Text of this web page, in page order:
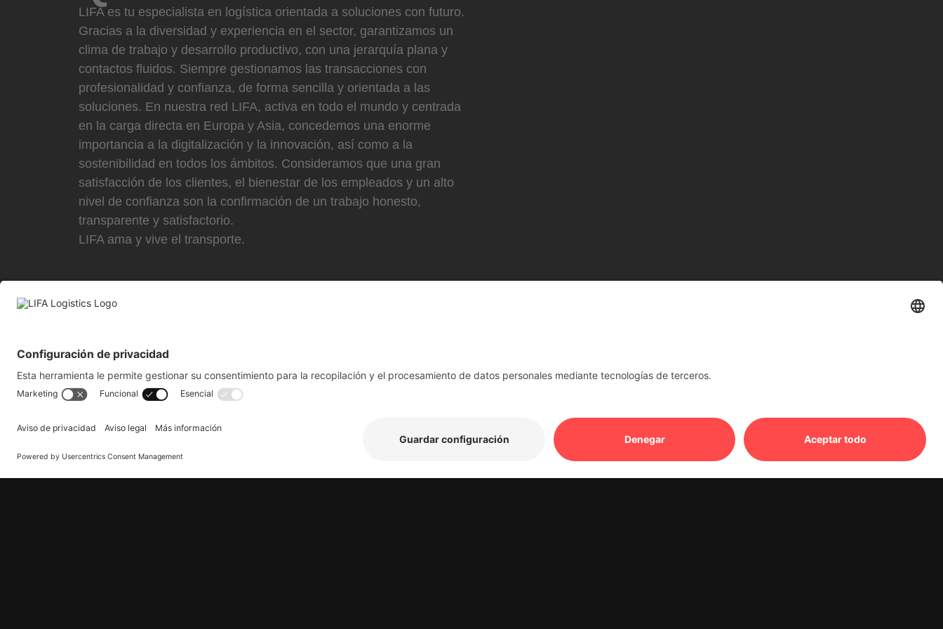
LIFA es tu especialista en logística orientada a soluciones con futuro.
Gracias a la diversidad y experiencia en el sector, garantizamos un
clima de trabajo y desarrollo productivo, con una jerarquía plana y
contactos fluidos. Siempre gestionamos las transacciones con
profesionalidad y confianza, de forma sencilla y orientada a las
soluciones. En nuestra red LIFA, activa en todo el mundo y centrada
en la carga directa en Europa y Asia, concedemos una enorme
importancia a la digitalización y la innovación, así como a la
sostenibilidad en todos los ámbitos. Consideramos que una gran
satisfacción de los clientes, el bienestar de los empleados y un alto
nivel de confianza son la confirmación de un trabajo honesto,
transparente y satisfactorio.
LIFA ama y vive el transporte.
Filosofía